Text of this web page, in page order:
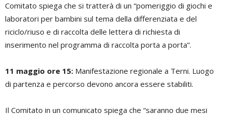
Comitato spiega che si tratterà di un “pomeriggio di giochi e
laboratori per bambini sul tema della differenziata e del
riciclo/riuso e di raccolta delle lettera di richiesta di
inserimento nel programma di raccolta porta a porta”.
11 maggio ore 15: Manifestazione regionale a Terni. Luogo
di partenza e percorso devono ancora essere stabiliti.
Il Comitato in un comunicato spiega che “saranno due mesi